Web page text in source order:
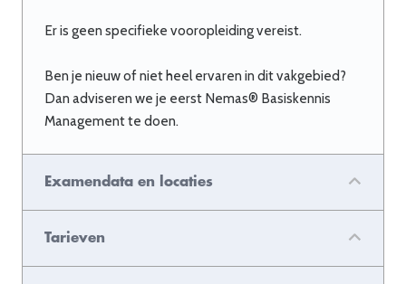
Er is geen specifieke vooropleiding vereist.
Ben je nieuw of niet heel ervaren in dit vakgebied?
Dan adviseren we je eerst Nemas® Basiskennis
Management te doen.
Examendata en locaties
Tarieven